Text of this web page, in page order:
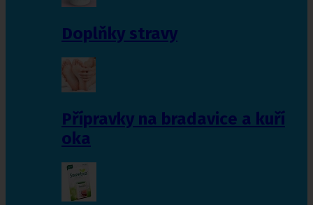
Doplňky stravy
Přípravky na bradavice a kuří
oka